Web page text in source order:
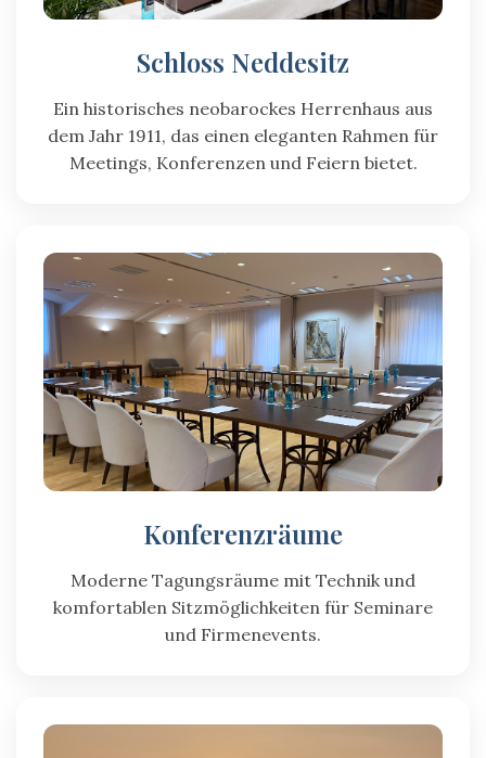
Schloss Neddesitz
Ein historisches neobarockes Herrenhaus aus
dem Jahr 1911, das einen eleganten Rahmen für
Meetings, Konferenzen und Feiern bietet.
Konferenzräume
Moderne Tagungsräume mit Technik und
komfortablen Sitzmöglichkeiten für Seminare
und Firmenevents.